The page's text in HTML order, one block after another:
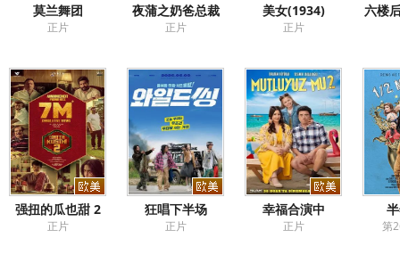
莫兰舞团
正片
夜蒲之奶爸总裁
正片
美女(1934)
正片
六楼
强扭的瓜也甜 2
正片
狂唱下半场
正片
幸福合演中
正片 第